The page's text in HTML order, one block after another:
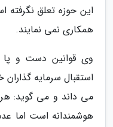
این حوزه تعلق نگرفته
همکاری نمی نمایند.
وی قوانین دست و پا
استقبال سرمایه
می داند و می گوید:
هوشمندانه است اما